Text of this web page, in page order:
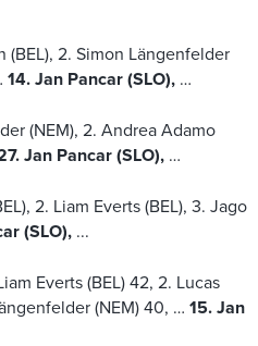
(BEL), 2. Simon Längenfelder
14. Jan Pancar (SLO), …
(NEM), 2. Andrea Adamo
Jan Pancar (SLO), …
2. Liam Everts (BEL), 3. Jago
(SLO), ...
Everts (BEL) 42, 2. Lucas
(NEM) 40, … 15. Jan